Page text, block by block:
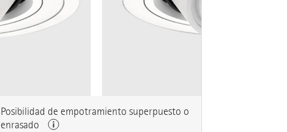
Posibilidad de empotramiento superpuesto o
enrasado